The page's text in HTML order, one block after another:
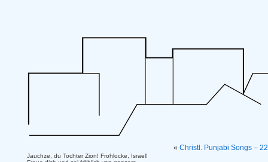
« Christl. Punjabi Songs –
Jauchze, du Tochter Zion! Frohlocke, Israel!